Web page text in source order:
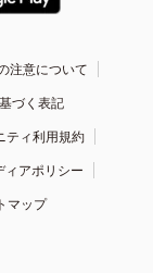
注意について
づく表記
ティ利用規約
ィアポリシー
マップ